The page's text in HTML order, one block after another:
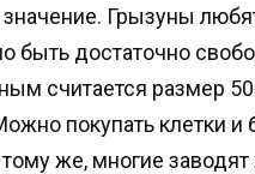
значение. Грызуны
достаточно
считается размер
покупать клетки и
же, многие